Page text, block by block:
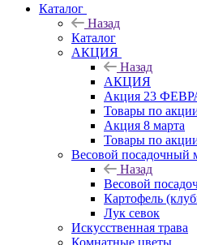
Каталог
Назад
Каталог
АКЦИЯ
Назад
АКЦИЯ
Акция 23
Товары по
Акция 8 марта
Товары по
Весовой посадочный
Назад
Весовой
Картофель
Лук севок
Искусственная трава
Комнатные цветы